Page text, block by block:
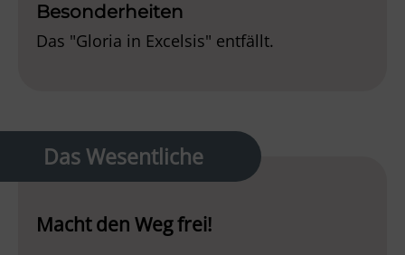
Besonderheiten
Das "Gloria in Excelsis" entfällt.
Das Wesentliche
Macht den Weg frei!